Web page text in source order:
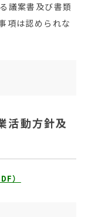
議案書及び書類
項は認められな
動方針及
）